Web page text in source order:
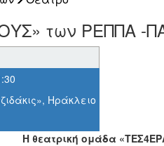
των ΡΕΠΠΑ -
Ηράκλειο
Η θεατρική ομάδα